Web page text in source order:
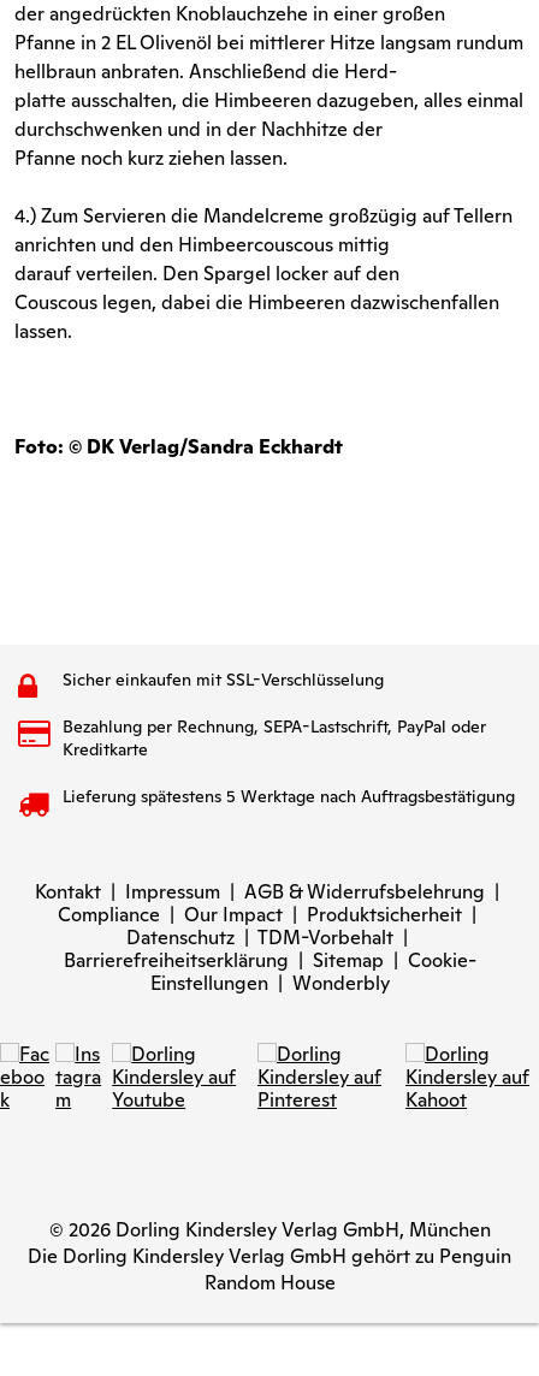
der angedrückten Knoblauchzehe in einer großen
Pfanne in 2 EL Olivenöl bei mittlerer Hitze langsam rundum
hellbraun anbraten. Anschließend die Herd-
platte ausschalten, die Himbeeren dazugeben, alles einmal
durchschwenken und in der Nachhitze der
Pfanne noch kurz ziehen lassen.
4.) Zum Servieren die Mandelcreme großzügig auf Tellern
anrichten und den Himbeercouscous mittig
darauf verteilen. Den Spargel locker auf den
Couscous legen, dabei die Himbeeren dazwischenfallen
lassen.
Foto: © DK Verlag/Sandra Eckhardt
Sicher einkaufen mit SSL-Verschlüsselung
Bezahlung per Rechnung, SEPA-Lastschrift, PayPal oder
Kreditkarte
Lieferung spätestens 5 Werktage nach Auftragsbestätigung
Kontakt | Impressum | AGB & Widerrufsbelehrung |
Compliance | Our Impact | Produktsicherheit |
Datenschutz | TDM-Vorbehalt |
Barrierefreiheitserklärung | Sitemap | Cookie-
Einstellungen| Wonderbly
© 2026 Dorling Kindersley Verlag GmbH, München
Die Dorling Kindersley Verlag GmbH gehört zu Penguin
Random House